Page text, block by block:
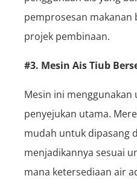
pemprosesan makanan
projek pembinaan.
#3. Mesin Ais Tiub
Mesin ini
penyejukan utama.
mudah untuk dipasang
menjadikannya sesuai
mana ketersediaan air